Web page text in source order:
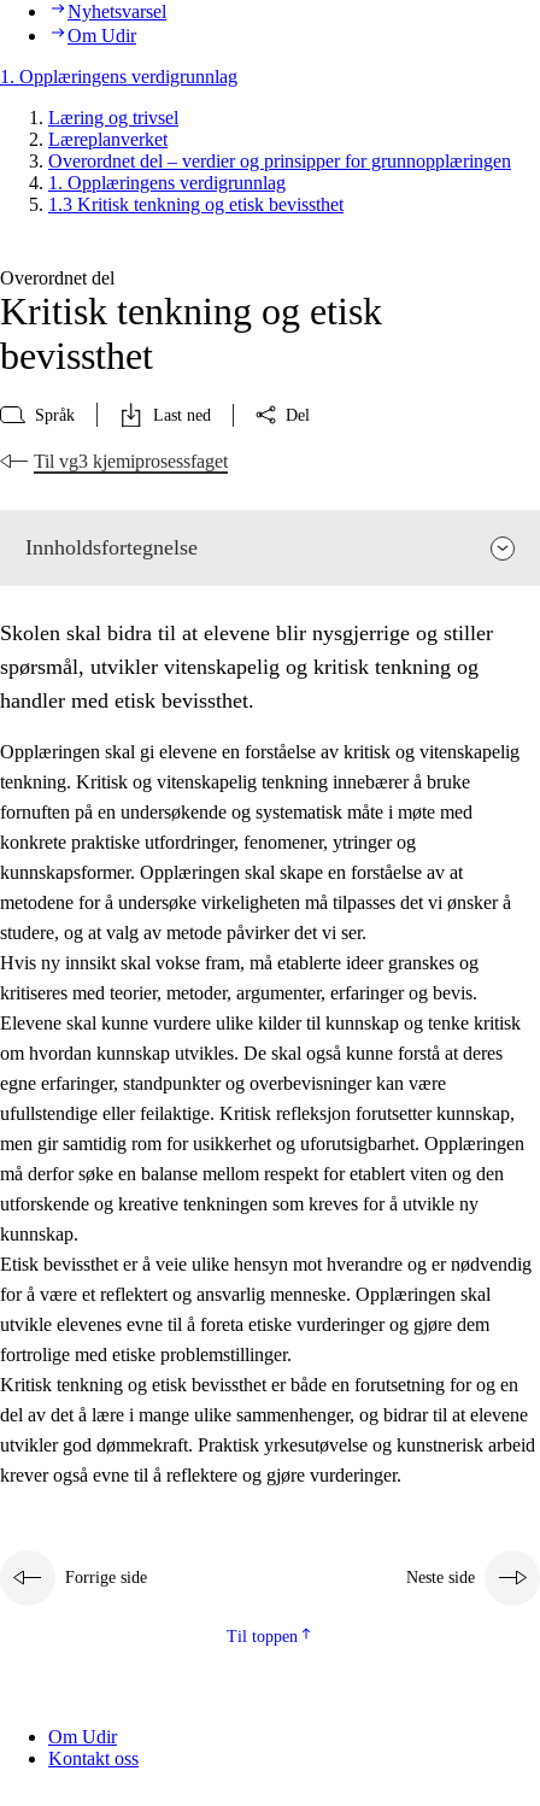
Nyhetsvarsel
Om Udir
1. Opplæringens verdigrunnlag
Læring og trivsel
Læreplanverket
Overordnet del – verdier og prinsipper for grunnopplæringen
1. Opplæringens verdigrunnlag
1.3 Kritisk tenkning og etisk bevissthet
Overordnet del
Kritisk tenkning og etisk
bevissthet
Språk Last ned Del
Til vg3 kjemiprosessfaget
Innholdsfortegnelse
1. Opplæringens verdigrunnlag
1.1 Menneskeverdet
1.2 Identitet og kulturelt mangfold
1.3 Kritisk tenkning og etisk bevissthet
1.4 Skaperglede, engasjement og utforskertrang
1.5 Respekt for naturen og miljøbevissthet
1.6 Demokrati og medvirkning
Skolen skal bidra til at elevene blir nysgjerrige og stiller
spørsmål, utvikler vitenskapelig og kritisk tenkning og
handler med etisk bevissthet.
Opplæringen skal gi elevene en forståelse av kritisk og vitenskapelig
tenkning. Kritisk og vitenskapelig tenkning innebærer å bruke
fornuften på en undersøkende og systematisk måte i møte med
konkrete praktiske utfordringer, fenomener, ytringer og
kunnskapsformer. Opplæringen skal skape en forståelse av at
metodene for å undersøke virkeligheten må tilpasses det vi ønsker å
studere, og at valg av metode påvirker det vi ser.
Hvis ny innsikt skal vokse fram, må etablerte ideer granskes og
kritiseres med teorier, metoder, argumenter, erfaringer og bevis.
Elevene skal kunne vurdere ulike kilder til kunnskap og tenke kritisk
om hvordan kunnskap utvikles. De skal også kunne forstå at deres
egne erfaringer, standpunkter og overbevisninger kan være
ufullstendige eller feilaktige. Kritisk refleksjon forutsetter kunnskap,
men gir samtidig rom for usikkerhet og uforutsigbarhet. Opplæringen
må derfor søke en balanse mellom respekt for etablert viten og den
utforskende og kreative tenkningen som kreves for å utvikle ny
kunnskap.
Etisk bevissthet er å veie ulike hensyn mot hverandre og er nødvendig
for å være et reflektert og ansvarlig menneske. Opplæringen skal
utvikle elevenes evne til å foreta etiske vurderinger og gjøre dem
fortrolige med etiske problemstillinger.
Kritisk tenkning og etisk bevissthet er både en forutsetning for og en
del av det å lære i mange ulike sammenhenger, og bidrar til at elevene
utvikler god dømmekraft. Praktisk yrkesutøvelse og kunstnerisk arbeid
krever også evne til å reflektere og gjøre vurderinger.
Forrige side Neste side
Til toppen
Om Udir
Kontakt oss